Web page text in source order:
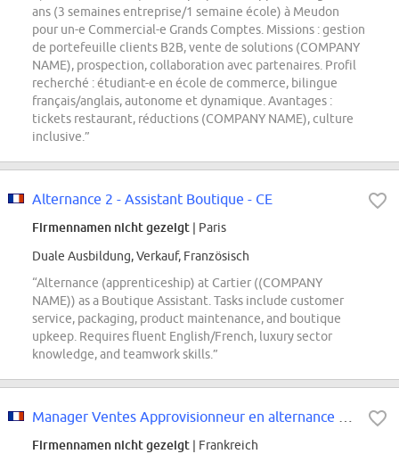
ans (3 semaines entreprise/1 semaine école) à Meudon
pour un-e Commercial-e Grands Comptes. Missions : gestion
de portefeuille clients B2B, vente de solutions (COMPANY
NAME), prospection, collaboration avec partenaires. Profil
recherché : étudiant-e en école de commerce, bilingue
français/anglais, autonome et dynamique. Avantages :
tickets restaurant, réductions (COMPANY NAME), culture
inclusive.”
Alternance 2 - Assistant Boutique - CE
Firmennamen nicht gezeigt | Paris
Duale Ausbildung, Verkauf, Französisch
“Alternance (apprenticeship) at Cartier ((COMPANY
NAME)) as a Boutique Assistant. Tasks include customer
service, packaging, product maintenance, and boutique
upkeep. Requires fluent English/French, luxury sector
knowledge, and teamwork skills.”
Firmennamen nicht gezeigt | Frankreich